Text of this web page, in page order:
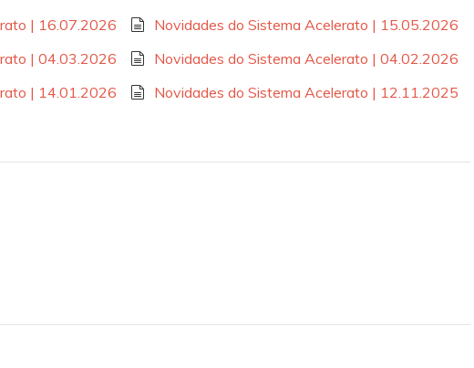
| 16.07.2026
Novidades do Sistema Acelerato | 15.05.2026
| 04.03.2026
Novidades do Sistema Acelerato | 04.02.2026
| 14.01.2026
Novidades do Sistema Acelerato | 12.11.2025